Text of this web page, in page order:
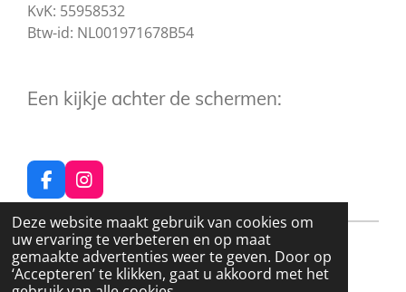
Deze website maakt gebruik van cookies om
uw ervaring te verbeteren en op maat
gemaakte advertenties weer te geven. Door op
‘Accepteren’ te klikken, gaat u akkoord met het
KvK: 55958532
Btw-id: NL001971678B54
Een kijkje achter de schermen:
F
a
c
e
b
o
I
n
s
t
a
g
© 2024 - 2026 Atelier Knusjes